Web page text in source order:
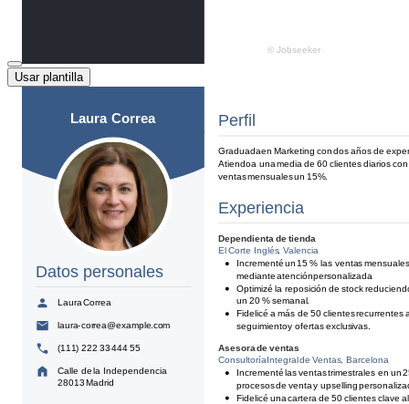
Usar plantilla